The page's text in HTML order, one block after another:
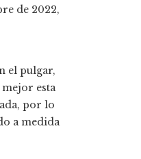
de 2022,
el pulgar,
esta
por lo
a medida